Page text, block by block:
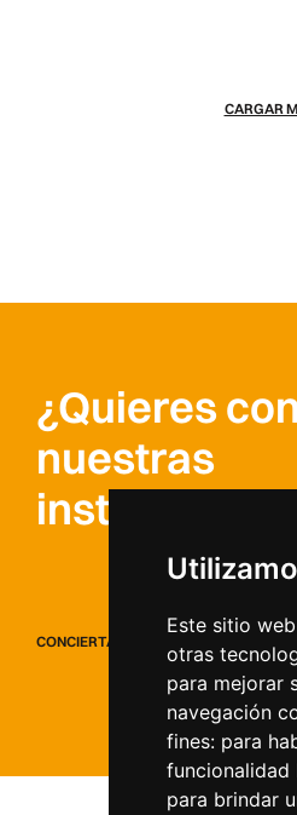
Este sitio
otras
para mejorar
navegación
fines: para
funcionalidad
para brindar
CARGAR
¿Quieres
nuestras
CONCIERTA UNA CITA